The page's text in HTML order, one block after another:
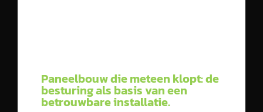
Paneelbouw die meteen klopt: de
besturing als basis van een
betrouwbare installatie.